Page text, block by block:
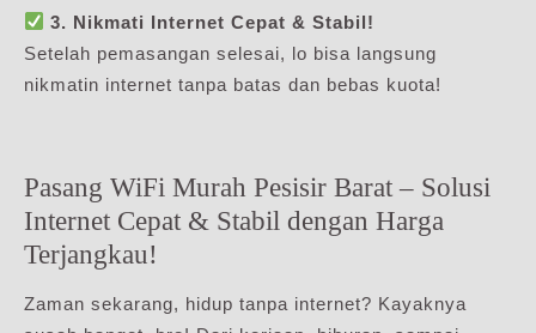
3. Nikmati Internet Cepat & Stabil!
Setelah pemasangan selesai, lo bisa langsung
nikmatin internet tanpa batas dan bebas kuota!
Pasang WiFi Murah Pesisir Barat – Solusi
Internet Cepat & Stabil dengan Harga
Terjangkau!
Zaman sekarang, hidup tanpa internet? Kayaknya